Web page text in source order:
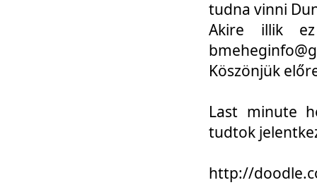
tudna vinni
Akire illik
Köszönjük
Last minute
tudtok
http://